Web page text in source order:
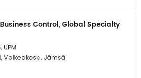
Control, Global Specialty
UPM
Valkeakoski, Jämsä